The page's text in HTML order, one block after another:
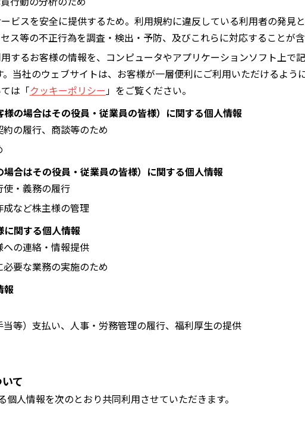
ビスを安全に提供するため。利用規約に違反している利用者の発見
ス等の不正行為を調査・検出・予防、及びこれらに対応することが含
するお客様の情報を、コンピュータやアプリケーションソフト上で
。当社のウェブサイトは、お客様が一層便利にご利用いただけるよう
は「クッキーポリシー」をご覧ください。
の場合はその役員・従業員の皆様）に関する個人情報
の履行、商談等のため
合はその役員・従業員の皆様）に関する個人情報
使・義務の履行
成など株主様の管理
関する個人情報
への連絡・情報提供
要な業務の実施のため
報
当等）支払い、人事・労務管理の履行、福利厚生の提供
て
個人情報を次のとおり共同利用させていただきます。